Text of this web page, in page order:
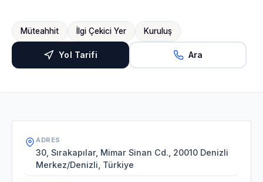
Müteahhit İlgi Çekici Yer Kuruluş
Yol Tarifi Ara
ADRES
30, Sırakapılar, Mimar Sinan Cd., 20010 Denizli
Merkez/Denizli, Türkiye